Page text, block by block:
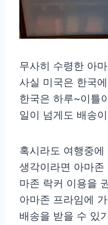
무사히 수령한 아
사실 미국은 한국
한국은 하루~이틀
일이 넘게도 배송
혹시라도 여행중
생각이라면 아마
마존 락커 이용을
아마존 프라임에
배송을 받을 수 있